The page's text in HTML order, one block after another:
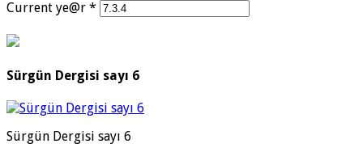
Current ye@r *
Sürgün Dergisi sayı 6
Sürgün Dergisi sayı 6